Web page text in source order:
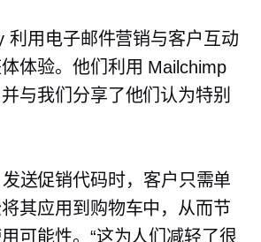
利用电子邮件营销与客户互动
体验。他们利用 Mailchimp
与我们分享了他们认为特别
送促销代码时，客户只需单
其应用到购物车中，从而节
可能性。“这为人们减轻了很